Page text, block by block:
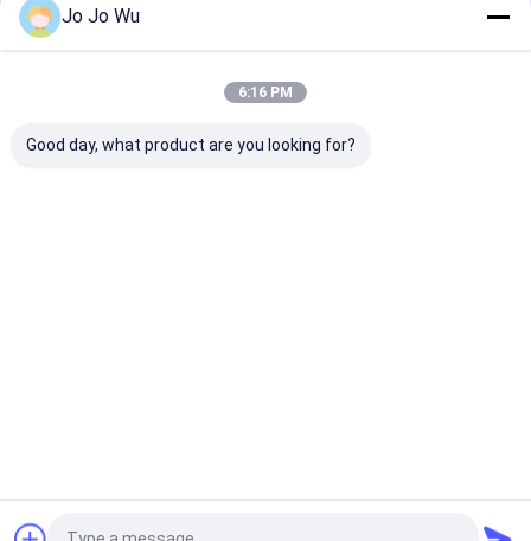
साइटमैप
गोपनीयता नीति
Sunfull Bio-Tech Co., Ltd. All Rights Reserved.
Jo Jo Wu
6:16 PM
Good day, what product are you looking for?